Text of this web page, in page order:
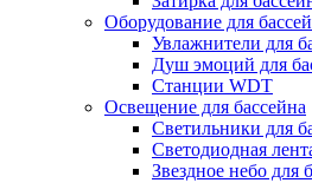
Оборудование для
Увлажнители для
Душ эмоций для
Станции WDT
Освещение для бассейна
Светильники для
Светодиодная
Звездное небо для